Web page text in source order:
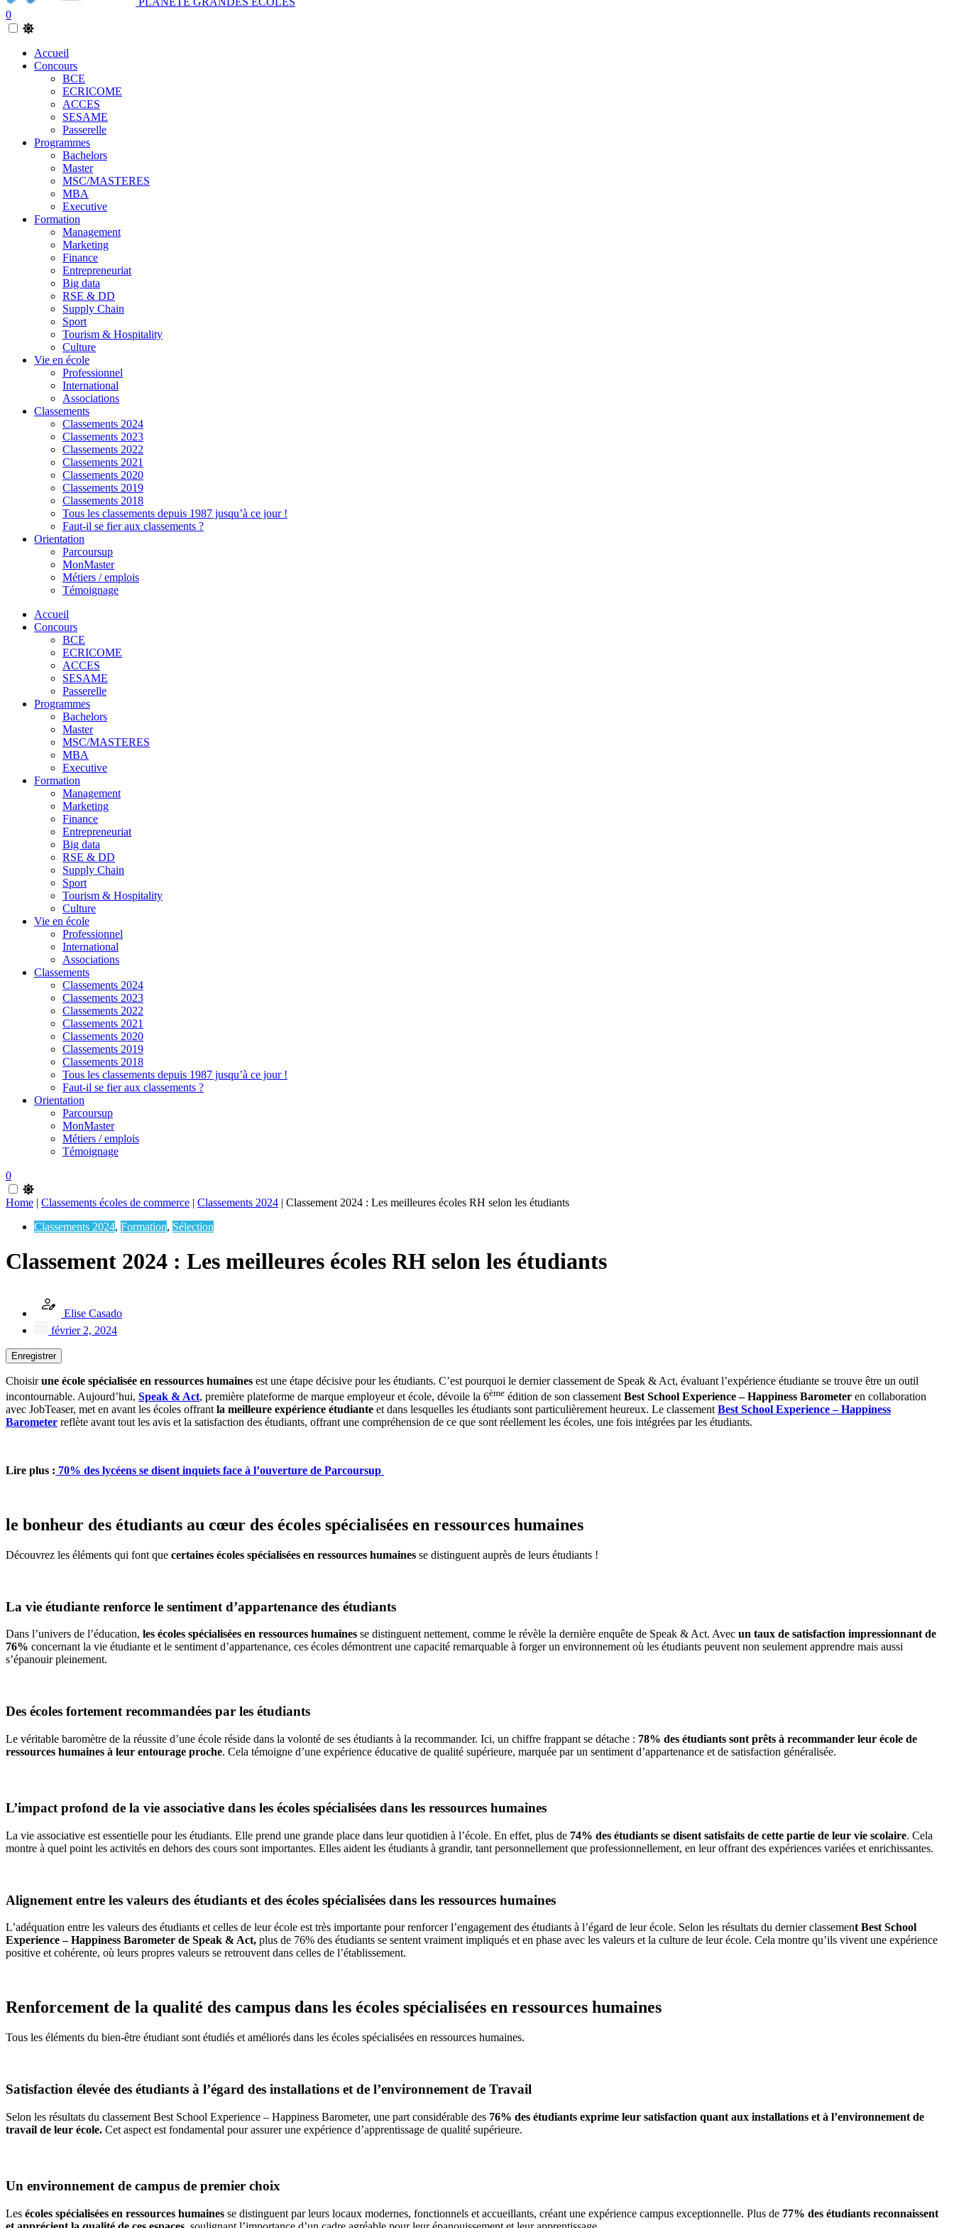
0
Accueil
Concours
BCE
ECRICOME
ACCES
SESAME
Passerelle
Programmes
Bachelors
Master
MSC/MASTERES
MBA
Executive
Formation
Management
Marketing
Finance
Entrepreneuriat
Big data
RSE & DD
Supply Chain
Sport
Tourism & Hospitality
Culture
Vie en école
Professionnel
International
Associations
Classements
Classements 2024
Classements 2023
Classements 2022
Classements 2021
Classements 2020
Classements 2019
Classements 2018
Tous les classements depuis 1987 jusqu’à ce jour !
Faut-il se fier aux classements ?
Orientation
Parcoursup
MonMaster
Métiers / emplois
Témoignage
Accueil
Concours
BCE
ECRICOME
ACCES
SESAME
Passerelle
Programmes
Bachelors
Master
MSC/MASTERES
MBA
Executive
Formation
Management
Marketing
Finance
Entrepreneuriat
Big data
RSE & DD
Supply Chain
Sport
Tourism & Hospitality
Culture
Vie en école
Professionnel
International
Associations
Classements
Classements 2024
Classements 2023
Classements 2022
Classements 2021
Classements 2020
Classements 2019
Classements 2018
Tous les classements depuis 1987 jusqu’à ce jour !
Faut-il se fier aux classements ?
Orientation
Parcoursup
MonMaster
Métiers / emplois
Témoignage
0
Home | Classements écoles de commerce | Classements 2024 | Classement 2024 : Les meilleures écoles RH selon les étudiants
Classements 2024, Formation, Sélection
Classement 2024 : Les meilleures écoles RH selon les étudiants
Elise Casado
février 2, 2024
Enregistrer
Choisirune école spécialisée en ressources humaines est une étape décisive pour les étudiants. C’est pourquoi le dernier classement de Speak & Act, évaluant l’expérience étudiante se trouve être un outil
incontournable. Aujourd’hui, Speak & Act, première plateforme de marque employeur et école, dévoile la 6ème édition de son classement Best School Experience – Happiness Barometer en collaboration
avec JobTeaser, met en avant les écoles offrant la meilleure expérience étudiante et dans lesquelles les étudiants sont particulièrement heureux. Le classement Best School Experience – Happiness
Barometer reflète avant tout les avis et la satisfaction des étudiants, offrant une compréhension de ce que sont réellement les écoles, une fois intégrées par les étudiants.
Lire plus : 70% des lycéens se disent inquiets face à l’ouverture de Parcoursup
le bonheur des étudiants au cœur des écoles spécialisées en ressources humaines
Découvrez les éléments qui font que certaines écoles spécialisées en ressources humaines se distinguent auprès de leurs étudiants !
La vie étudiante renforce le sentiment d’appartenance des étudiants
Dans l’univers de l’éducation, les écoles spécialisées en ressources humaines se distinguent nettement, comme le révèle la dernière enquête de Speak & Act. Avec un taux de satisfaction impressionnant de
76% concernant la vie étudiante et le sentiment d’appartenance, ces écoles démontrent une capacité remarquable à forger un environnement où les étudiants peuvent non seulement apprendre mais aussi
s’épanouir pleinement.
Des écoles fortement recommandées par les étudiants
Le véritable baromètre de la réussite d’une école réside dans la volonté de ses étudiants à la recommander. Ici, un chiffre frappant se détache : 78% des étudiants sont prêts à recommander leur école de
ressources humaines à leur entourage proche. Cela témoigne d’une expérience éducative de qualité supérieure, marquée par un sentiment d’appartenance et de satisfaction généralisée.
L’impact profond de la vie associative dans les écoles spécialisées dans les ressources humaines
La vie associative est essentielle pour les étudiants. Elle prend une grande place dans leur quotidien à l’école. En effet, plus de 74% des étudiants se disent satisfaits de cette partie de leur vie scolaire. Cela
montre à quel point les activités en dehors des cours sont importantes. Elles aident les étudiants à grandir, tant personnellement que professionnellement, en leur offrant des expériences variées et enrichissantes.
Alignement entre les valeurs des étudiants et des écoles spécialisées dans les ressources humaines
L’adéquation entre les valeurs des étudiants et celles de leur école est très importante pour renforcer l’engagement des étudiants à l’égard de leur école. Selon les résultats du dernier classement Best School
Experience – Happiness Barometer de Speak & Act, plus de 76% des étudiants se sentent vraiment impliqués et en phase avec les valeurs et la culture de leur école. Cela montre qu’ils vivent une expérience
positive et cohérente, où leurs propres valeurs se retrouvent dans celles de l’établissement.
Renforcement de la qualité des campus dans les écoles spécialisées en ressources humaines
Tous les éléments du bien-être étudiant sont étudiés et améliorés dans les écoles spécialisées en ressources humaines.
Satisfaction élevée des étudiants à l’égard des installations et de l’environnement de Travail
Selon les résultats du classement Best School Experience – Happiness Barometer, une part considérable des 76% des étudiants exprime leur satisfaction quant aux installations et à l’environnement de
travail de leur école. Cet aspect est fondamental pour assurer une expérience d’apprentissage de qualité supérieure.
Un environnement de campus de premier choix
Les écoles spécialisées en ressources humaines se distinguent par leurs locaux modernes, fonctionnels et accueillants, créant une expérience campus exceptionnelle. Plus de 77% des étudiants reconnaissent